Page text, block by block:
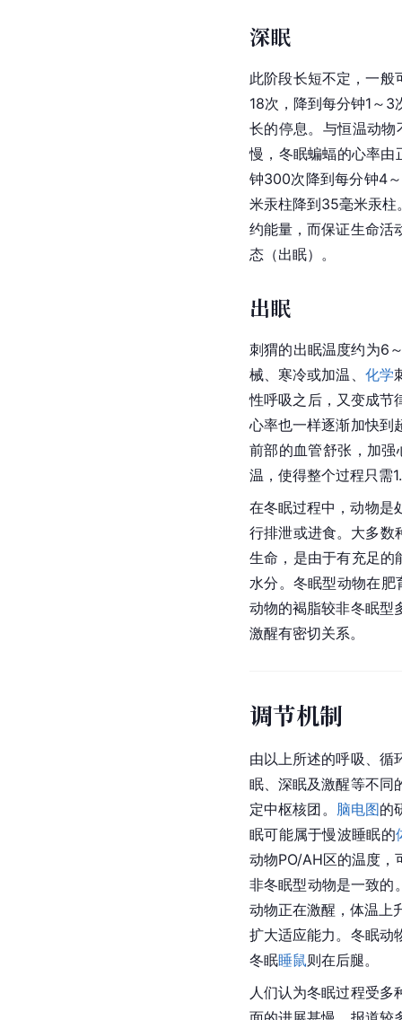
深眠
此阶段长短不定，一般
18次，降到每分钟1～
长的停息。与恒温动
慢，冬眠蝙蝠的心率
钟300次降到每分钟4
米汞柱降到35毫米汞柱
约能量，而保证生命活
态（出眠）。
出眠
刺猬的出眠温度约为6
械、寒冷或加温、 化学
性呼吸之后，又变成节
心率也一样逐渐加快到
前部的血管舒张，加强
温，使得整个过程只需
在冬眠过程中，动物是
行排泄或进食。大多数
生命，是由于有充足的
水分。冬眠型动物在
动物的褐脂较非冬眠型
激醒有密切关系。
调节机制
由以上所述的呼吸、循
眠、深眠及激醒等不同
定中枢核团。 脑电图的
眠可能属于慢波睡眠的
动物PO/AH区的温度，
非冬眠型动物是一致
动物正在激醒，体温上
扩大适应能力。冬眠动
冬眠睡鼠则在后腿。
人们认为冬眠过程受多